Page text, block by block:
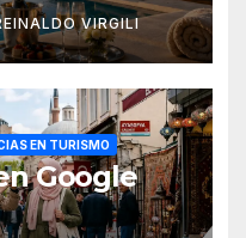
VIRGILI
EN TURISMO
Google